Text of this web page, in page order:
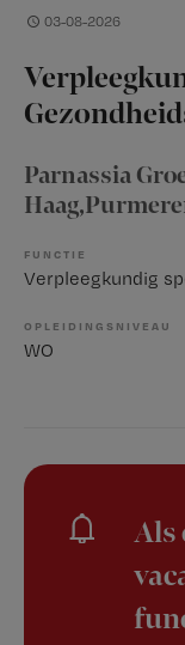
03-08-2026
Parnassia
FUNCTIE
Verpleegkundig
OPLEIDINGSNIVEAU
WO
Als